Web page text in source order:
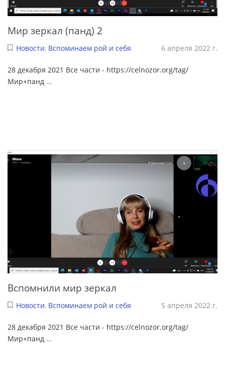
Мир зеркал (панд) 2
Новости, Вспоминаем рой и себя 6 апреля 2022 г.
28 декабря 2021 Все части - https://celnozor.org/tag/
Мир+панд ...
Вспомнили мир зеркал
Новости, Вспоминаем рой и себя 5 апреля 2022 г.
28 декабря 2021 Все части - https://celnozor.org/tag/
Мир+панд ...